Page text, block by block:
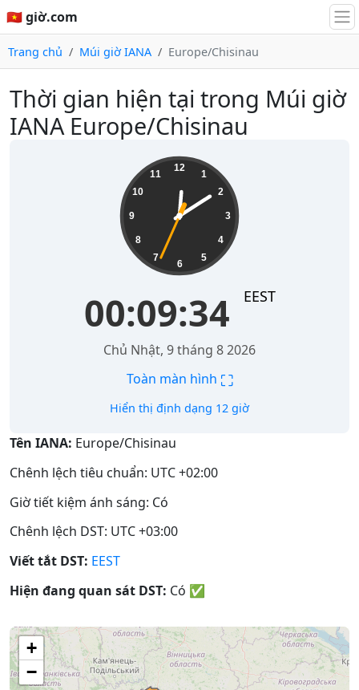
🇻🇳 giờ.com
Trang chủ Múi giờ IANA Europe/Chisinau
Thời gian hiện tại trong Múi giờ
IANA Europe/Chisinau
12
1
2
3
4
5
6
7
8
9
10
11
00:09:34 EEST
Chủ Nhật, 9 tháng 8 2026
Toàn màn hình ⛶
Hiển thị định dạng 12 giờ
Tên IANA: Europe/Chisinau
Chênh lệch tiêu chuẩn: UTC +02:00
Giờ tiết kiệm ánh sáng: Có
Chênh lệch DST: UTC +03:00
Viết tắt DST: EEST
Hiện đang quan sát DST: Có ✅
+
−